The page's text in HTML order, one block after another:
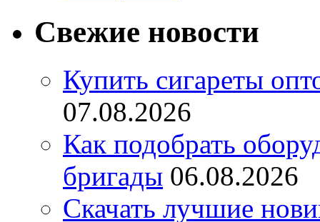
Свежие новости
Купить сигареты
07.08.2026
Как подобрать
бригады 06.08.2026
Скачать лучшие